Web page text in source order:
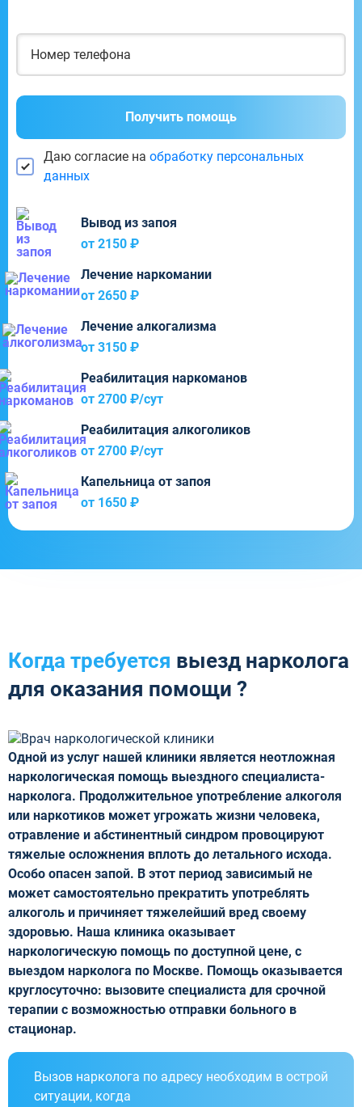
Получить помощь
Даю согласие на обработку персональных
данных
Вывод из запоя
от 2150 ₽
Лечение наркомании
от 2650 ₽
Лечение алкогализма
от 3150 ₽
Реабилитация наркоманов
от 2700 ₽/cут
Реабилитация алкоголиков
от 2700 ₽/cут
Капельница от запоя
от 1650 ₽
Когда требуется выезд нарколога
для оказания помощи ?
Одной из услуг нашей клиники является неотложная
наркологическая помощь выездного специалиста-
нарколога. Продолжительное употребление алкоголя
или наркотиков может угрожать жизни человека,
отравление и абстинентный синдром провоцируют
тяжелые осложнения вплоть до летального исхода.
Особо опасен запой. В этот период зависимый не
может самостоятельно прекратить употреблять
алкоголь и причиняет тяжелейший вред своему
здоровью. Наша клиника оказывает
наркологическую помощь по доступной цене, с
выездом нарколога по Москве. Помощь оказывается
круглосуточно: вызовите специалиста для срочной
терапии с возможностью отправки больного в
стационар.
Вызов нарколога по адресу необходим в острой
ситуации, когда